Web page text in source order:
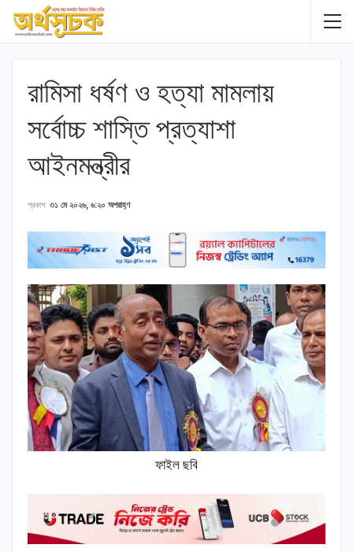
রামিসা ধর্ষণ ও হত্যা মামলায়
সর্বোচ্চ শাস্তি প্রত্যাশা
আইনমন্ত্রীর
প্রকাশ ৩১ মে ২০২৬, ৬:২০ অপরাহ্ণ
ফাইল ছবি